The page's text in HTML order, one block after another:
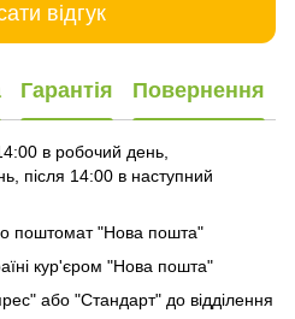
відгук
Гарантія Повернення
в робочий день,
після 14:00 в наступний
поштомат "Нова пошта"
кур'єром "Нова пошта"
або "Стандарт" до відділення